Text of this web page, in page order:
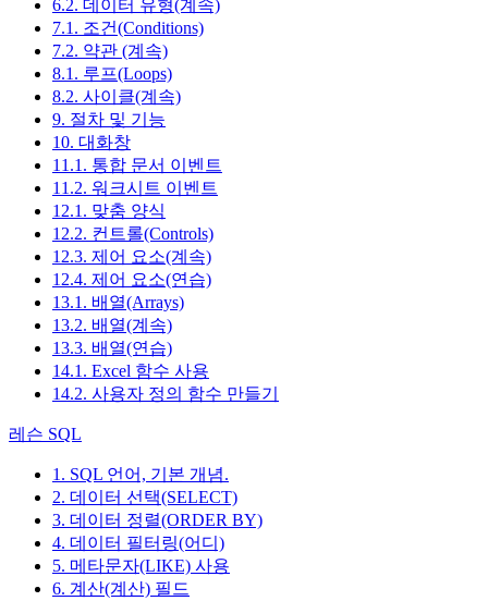
6.2. 데이터 유형(계속)
7.1. 조건(Conditions)
7.2. 약관 (계속)
8.1. 루프(Loops)
8.2. 사이클(계속)
9. 절차 및 기능
10. 대화창
11.1. 통합 문서 이벤트
11.2. 워크시트 이벤트
12.1. 맞춤 양식
12.2. 컨트롤(Controls)
12.3. 제어 요소(계속)
12.4. 제어 요소(연습)
13.1. 배열(Arrays)
13.2. 배열(계속)
13.3. 배열(연습)
14.1. Excel 함수 사용
14.2. 사용자 정의 함수 만들기
레슨 SQL
1. SQL 언어, 기본 개념.
2. 데이터 선택(SELECT)
3. 데이터 정렬(ORDER BY)
4. 데이터 필터링(어디)
5. 메타문자(LIKE) 사용
6. 계산(계산) 필드